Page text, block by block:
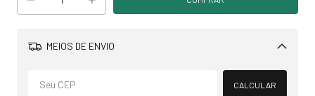
MEIOS DE ENVIO
Alterar CEP
CALCULAR